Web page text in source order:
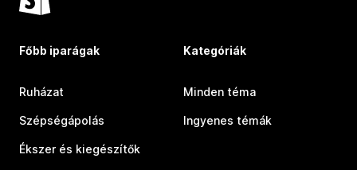
Főbb iparágak
Ruházat
Szépségápolás
Ékszer és kiegészítők
Kategóriák
Minden téma
Ingyenes témák